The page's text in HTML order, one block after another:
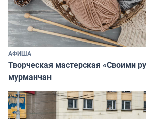
АФИША
Творческая мастерская «Своими
мурманчан